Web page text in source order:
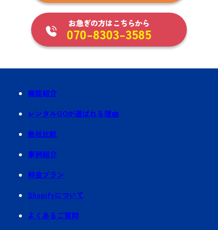
お急ぎの方はこちらから
070-8303-3585
機能紹介
レンタルGOが選ばれる理由
他社比較
事例紹介
料金プラン
Shopifyについて
よくあるご質問